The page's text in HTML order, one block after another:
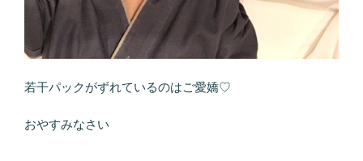
若干パックがずれているのはご愛嬌♡
おやすみなさい